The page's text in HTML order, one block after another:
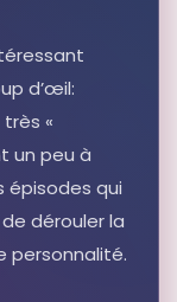
Wii u
d’œil:
«
un peu à
épisodes qui
dérouler la
personnalité.